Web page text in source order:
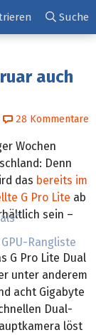
GPU-Rangliste
Suche
auch
28 Kommentare
Wochen
Denn
das bereits im
G Pro Lite ab
sein –
G Pro Lite Dual
unter anderem
acht Gigabyte
Dual-
löst